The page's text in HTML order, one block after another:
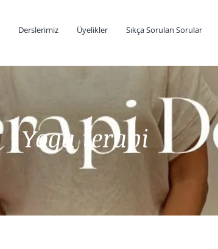
Derslerimiz Üyelikler Sıkça Sorulan Sorular
Yoga terapi